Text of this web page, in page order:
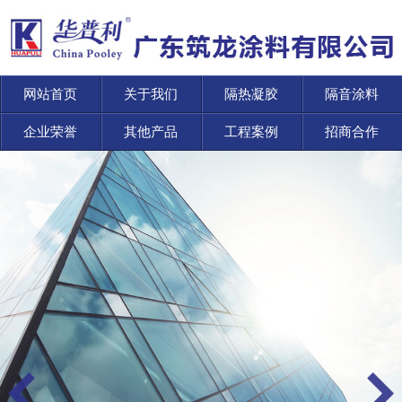
网站首页 关于我们 隔热凝胶 隔音涂料
企业荣誉 其他产品 工程案例 招商合作